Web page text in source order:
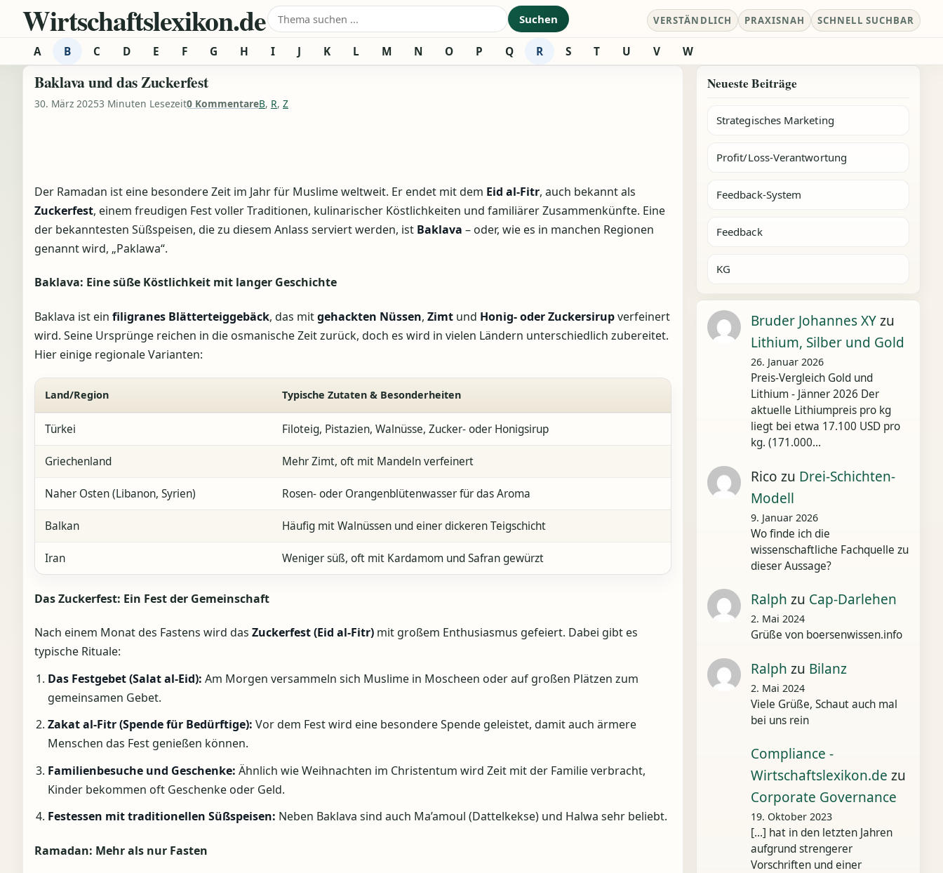
Zum Inhalt springen
Wirtschaftslexikon.deSuche nach: Suchen VERSTÄNDLICH PRAXISNAH SCHNELL SUCHBAR
A B C D E F G H I J K L M N O P Q R S T U V W
Baklava und das Zuckerfest
30. März 20253 Minuten Lesezeit0 KommentareB, R, Z
Der Ramadan ist eine besondere Zeit im Jahr für Muslime weltweit. Er endet mit dem Eid al-Fitr, auch bekannt als
Zuckerfest, einem freudigen Fest voller Traditionen, kulinarischer Köstlichkeiten und familiärer Zusammenkünfte. Eine
der bekanntesten Süßspeisen, die zu diesem Anlass serviert werden, ist Baklava – oder, wie es in manchen Regionen
genannt wird, „Paklawa“.
Baklava: Eine süße Köstlichkeit mit langer Geschichte
Baklava ist ein filigranes Blätterteiggebäck, das mitgehackten Nüssen, Zimt und Honig- oder Zuckersirupverfeinert
wird. Seine Ursprünge reichen in die osmanische Zeit zurück, doch es wird in vielen Ländern unterschiedlich zubereitet.
Hier einige regionale Varianten:
Land/Region Typische Zutaten & Besonderheiten
Türkei Filoteig, Pistazien, Walnüsse, Zucker- oder Honigsirup
Griechenland Mehr Zimt, oft mit Mandeln verfeinert
Naher Osten (Libanon, Syrien) Rosen- oder Orangenblütenwasser für das Aroma
Balkan Häufig mit Walnüssen und einer dickeren Teigschicht
Iran Weniger süß, oft mit Kardamom und Safran gewürzt
Das Zuckerfest: Ein Fest der Gemeinschaft
Nach einem Monat des Fastens wird das Zuckerfest (Eid al-Fitr) mit großem Enthusiasmus gefeiert. Dabei gibt es
typische Rituale:
Das Festgebet (Salat al-Eid): Am Morgen versammeln sich Muslime in Moscheen oder auf großen Plätzen zum
gemeinsamen Gebet.
Zakat al-Fitr (Spende für Bedürftige): Vor dem Fest wird eine besondere Spende geleistet, damit auch ärmere
Menschen das Fest genießen können.
Familienbesuche und Geschenke: Ähnlich wie Weihnachten im Christentum wird Zeit mit der Familie verbracht,
Kinder bekommen oft Geschenke oder Geld.
Festessen mit traditionellen Süßspeisen: Neben Baklava sind auch Ma’amoul (Dattelkekse) und Halwa sehr beliebt.
Ramadan: Mehr als nur Fasten
Neueste Beiträge
Strategisches Marketing
Profit/Loss-Verantwortung
Feedback-System
Feedback
KG
Bruder Johannes XYzu
Lithium, Silber und Gold
26. Januar 2026
Preis-Vergleich Gold und
Lithium - Jänner 2026 Der
aktuelle Lithiumpreis pro kg
liegt bei etwa 17.100 USD pro
kg. (171.000…
Rico zu Drei-Schichten-
Modell
9. Januar 2026
Wo finde ich die
wissenschaftliche Fachquelle zu
dieser Aussage?
Ralph zu Cap-Darlehen
2. Mai 2024
Grüße von boersenwissen.info
Ralph zu Bilanz
2. Mai 2024
Viele Grüße, Schaut auch mal
bei uns rein
Compliance -
Wirtschaftslexikon.de zu
Corporate Governance
19. Oktober 2023
[…] hat in den letzten Jahren
aufgrund strengerer
Vorschriften und einer